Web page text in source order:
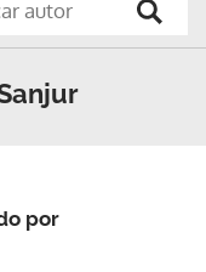
por